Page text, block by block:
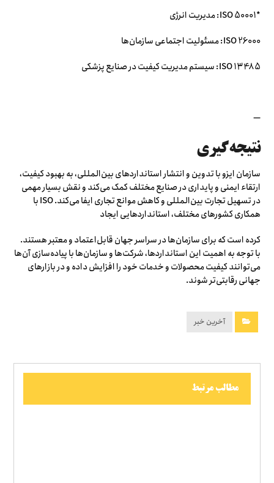
*ISO 50001: مدیریت انرژی
ISO 26000: مسئولیت اجتماعی سازمان‌ها
ISO 13485: سیستم مدیریت کیفیت در صنایع پزشکی
—
نتیجه‌گیری
سازمان ایزو با تدوین و انتشار استانداردهای بین‌المللی، به بهبود کیفیت،
ارتقاء ایمنی و پایداری در صنایع مختلف کمک می‌کند و نقش بسیار مهمی
در تسهیل تجارت بین‌المللی و کاهش موانع تجاری ایفا می‌کند. ISO با
همکاری کشورهای مختلف، استانداردهایی ایجاد
کرده است که برای سازمان‌ها در سراسر جهان قابل‌اعتماد و معتبر هستند.
با توجه به اهمیت این استانداردها، شرکت‌ها و سازمان‌ها با پیاده‌سازی آن‌ها
می‌توانند کیفیت محصولات و خدمات خود را افزایش داده و در بازارهای
جهانی رقابتی‌تر شوند.
آخرین خبر
مطالب مرتبط